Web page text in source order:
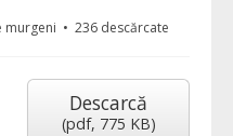
murgeni 236 descărcate
Descarcă
(pdf, 775 KB)